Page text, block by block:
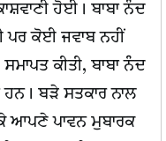
ਹੋਈ। ਬਾਬਾ ਨੰਦ
ਪਰ ਕੋਈ ਜਵਾਬ ਨਹੀਂ
ਕੀਤੀ, ਬਾਬਾ ਨੰਦ
ਬੜੇ ਸਤਕਾਰ ਨਾਲ
ਪਾਵਨ ਮੁਬਾਰਕ